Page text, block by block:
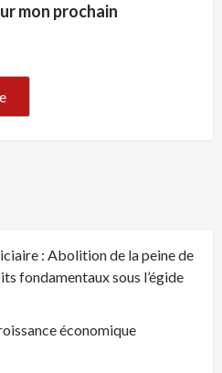
mon prochain
: Abolition de la peine de
fondamentaux sous l’égide
économique